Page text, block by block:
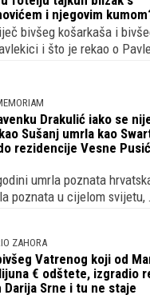
SE ŠUŠKA
Arapović treća opcija za
i njegovim kumom?
bivšeg košarkaša i
i što je rekao o
su je znali kao Slavenku
umrla kao Swartz,
Vesne Pusić,
umrla poznata
poznata u cijelom svijetu, ..